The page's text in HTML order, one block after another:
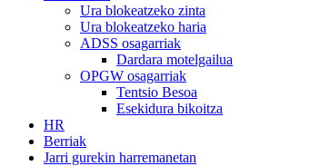
Ura blokeatzeko zinta
Ura blokeatzeko haria
ADSS osagarriak
Dardara motelgailua
OPGW osagarriak
Tentsio Besoa
Esekidura bikoitza
HR
Berriak
Jarri gurekin harremanetan